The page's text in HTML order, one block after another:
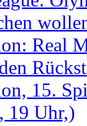
Real
15.
19 Uhr,)